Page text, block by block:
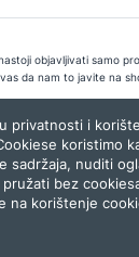
objavljivati samo
da nam to javite na
Sarajevo.Dizajn i
privatnosti i
koristimo
nuditi
bez
na korištenje